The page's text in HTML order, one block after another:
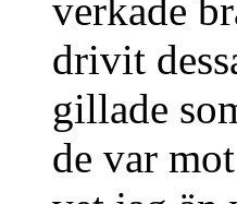
verkade
drivit
gillade
de var